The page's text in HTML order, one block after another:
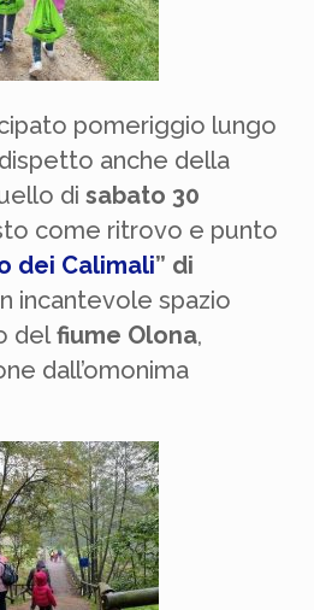
pomeriggio lungo
anche della
disabato 30
come ritrovo e punto
dei Calimali” di
incantevole spazio
delfiume Olona,
dall’omonima